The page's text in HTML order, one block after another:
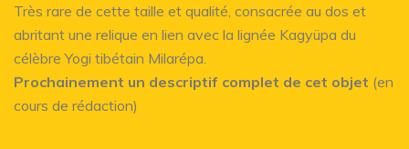
Très rare de cette taille et qualité, consacrée au dos et
abritant une relique en lien avec la lignée Kagyüpa du
célèbre Yogi tibétain Milarépa.
Prochainement un descriptif complet de cet objet (en
cours de rédaction)